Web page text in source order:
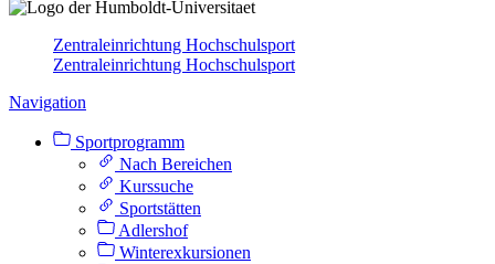
Zentraleinrichtung Hochschulsport
Zentraleinrichtung Hochschulsport
Navigation
Sportprogramm
Nach Bereichen
Kurssuche
Sportstätten
Adlershof
Winterexkursionen